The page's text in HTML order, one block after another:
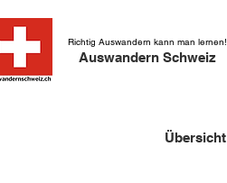
Richtig Auswandern kann man lernen!
Auswandern Schweiz
Übersicht